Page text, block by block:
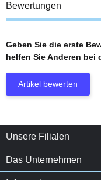
Bewertungen
Geben Sie die erste
helfen Sie Anderen bei
Artikel bewerten
Unsere Filialen
Das Unternehmen